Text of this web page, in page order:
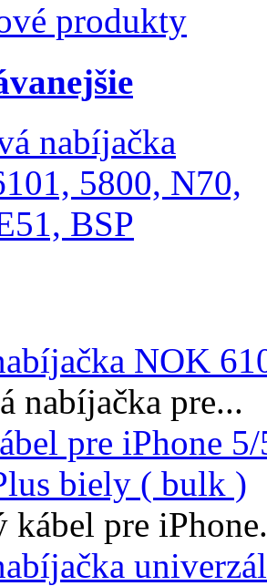
produkty
NOK
nabíjačka pre...
pre iPhone
biely ( bulk )
kábel pre